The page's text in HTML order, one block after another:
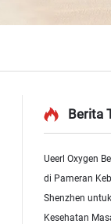
Berita
Ueerl Oxygen
di Pameran
Shenzhen
Kesehatan